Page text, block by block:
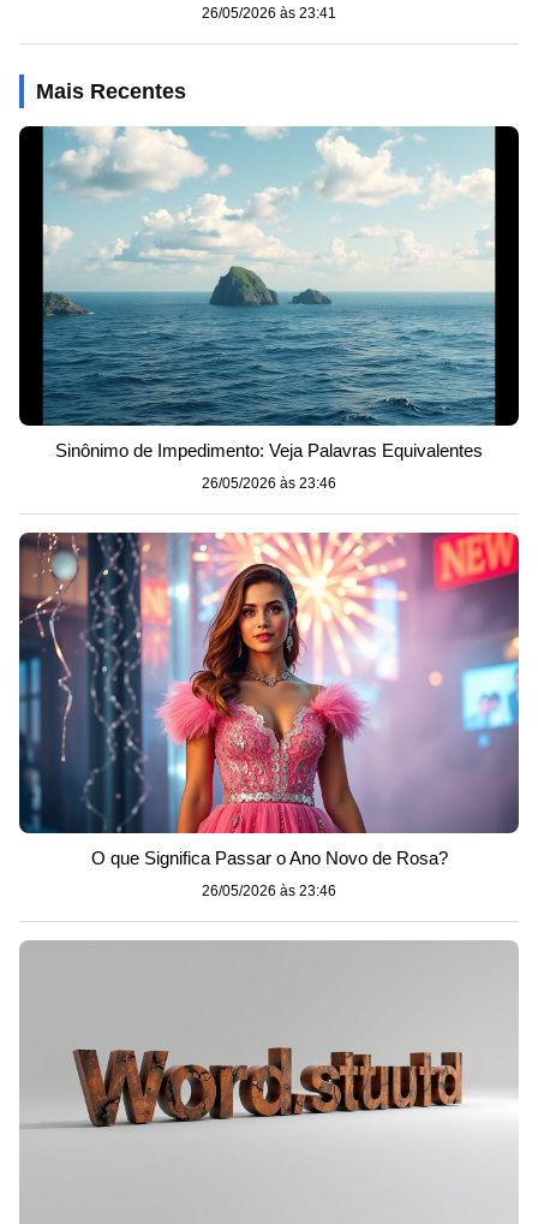
26/05/2026 às 23:41
Mais Recentes
Sinônimo de Impedimento: Veja Palavras Equivalentes
26/05/2026 às 23:46
O que Significa Passar o Ano Novo de Rosa?
26/05/2026 às 23:46